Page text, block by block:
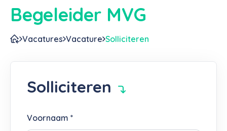
Begeleider MVG
Vacatures Vacature Solliciteren
Solliciteren
Voornaam *